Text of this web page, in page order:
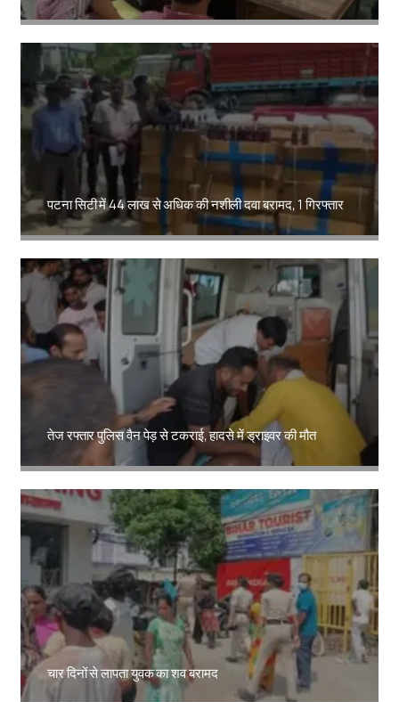
Amit Lekh
पटना सिटी में 44 लाख से अधिक की नशीली दवा बरामद, 1 गिरफ्तार
Amit Lekh
तेज रफ्तार पुलिस वैन पेड़ से टकराई, हादसे में ड्राइवर की मौत
चार दिनों से लापता युवक का शव बरामद